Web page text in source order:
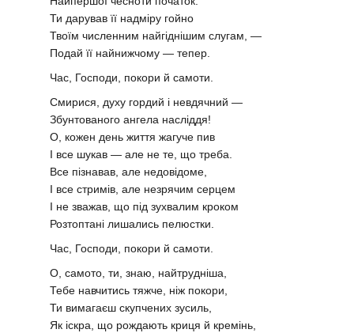
Ти дарував її надміру гойно
Твоїм численним найгіднішим слугам, —
Подай її найнижчому — тепер.
Час, Господи, покори й самоти.
Смирися, духу гордий і невдячний —
Збунтованого ангела насліддя!
О, кожен день життя жагуче пив
І все шукав — але не те, що треба.
Все пізнавав, але недовідоме,
І все стримів, але незрячим серцем
І не зважав, що під зухвалим кроком
Розтоптані лишались пелюстки.
Час, Господи, покори й самоти.
О, самото, ти, знаю, найтрудніша,
Тебе навчитись тяжче, ніж покори,
Ти вимагаєш скупчених зусиль,
Як іскра, що рождають криця й кремінь,